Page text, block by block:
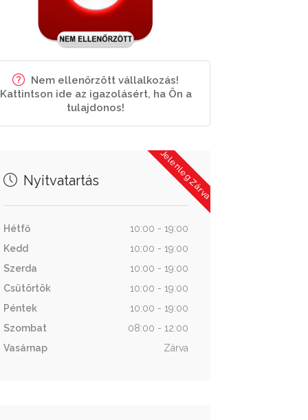
Nem ellenőrzött vállalkozás!
Kattintson ide az igazolásért, ha Ön a
tulajdonos!
Jelenleg Zárva
Nyitvatartás
Hétfő
10:00 - 19:00
Kedd
10:00 - 19:00
Szerda
10:00 - 19:00
Csütörtök
10:00 - 19:00
Péntek
10:00 - 19:00
Szombat
08:00 - 12:00
Vasárnap
Zárva